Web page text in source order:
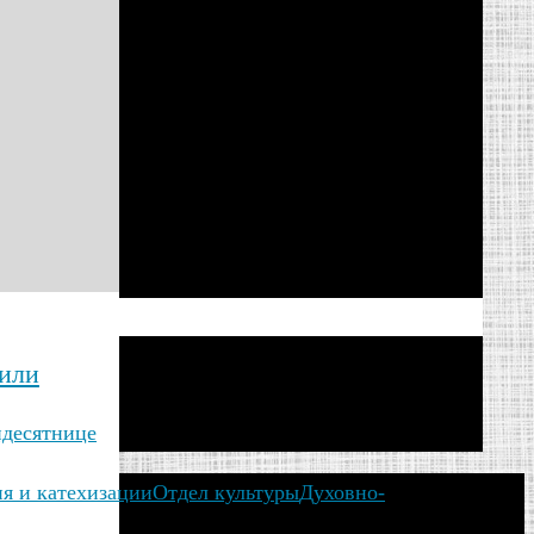
и катехизацииОтдел культурыДуховно-